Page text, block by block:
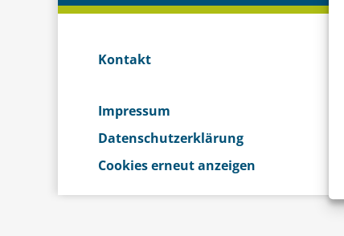
Kontakt
Impressum
Datenschutzerklärung
Cookies erneut anzeigen